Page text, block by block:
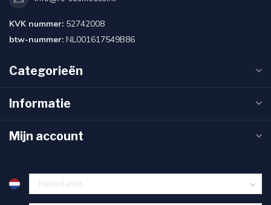
KVK nummer: 52742008
btw-nummer: NL001617549B86
Categorieën
Informatie
Mijn account